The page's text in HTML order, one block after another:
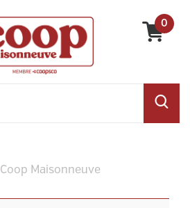
0
Coop Maisonneuve